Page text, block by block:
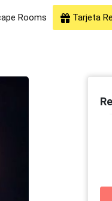
Rooms Tarjeta